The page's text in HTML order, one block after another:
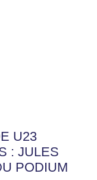
U23
: JULES
PODIUM